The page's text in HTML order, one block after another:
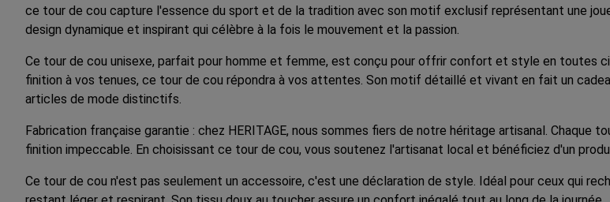
ce tour de cou capture l'essence du sport et de la tradition avec son motif exclusif représentant une
design dynamique et inspirant qui célèbre à la fois le mouvement et la passion.
Ce tour de cou unisexe, parfait pour homme et femme, est conçu pour offrir confort et style en toutes
finition à vos tenues, ce tour de cou répondra à vos attentes. Son motif détaillé et vivant en fait un
articles de mode distinctifs.
Fabrication française garantie : chez HERITAGE, nous sommes fiers de notre héritage artisanal. Chaque
finition impeccable. En choisissant ce tour de cou, vous soutenez l'artisanat local et bénéficiez d'un
Ce tour de cou n'est pas seulement un accessoire, c'est une déclaration de style. Idéal pour ceux qui